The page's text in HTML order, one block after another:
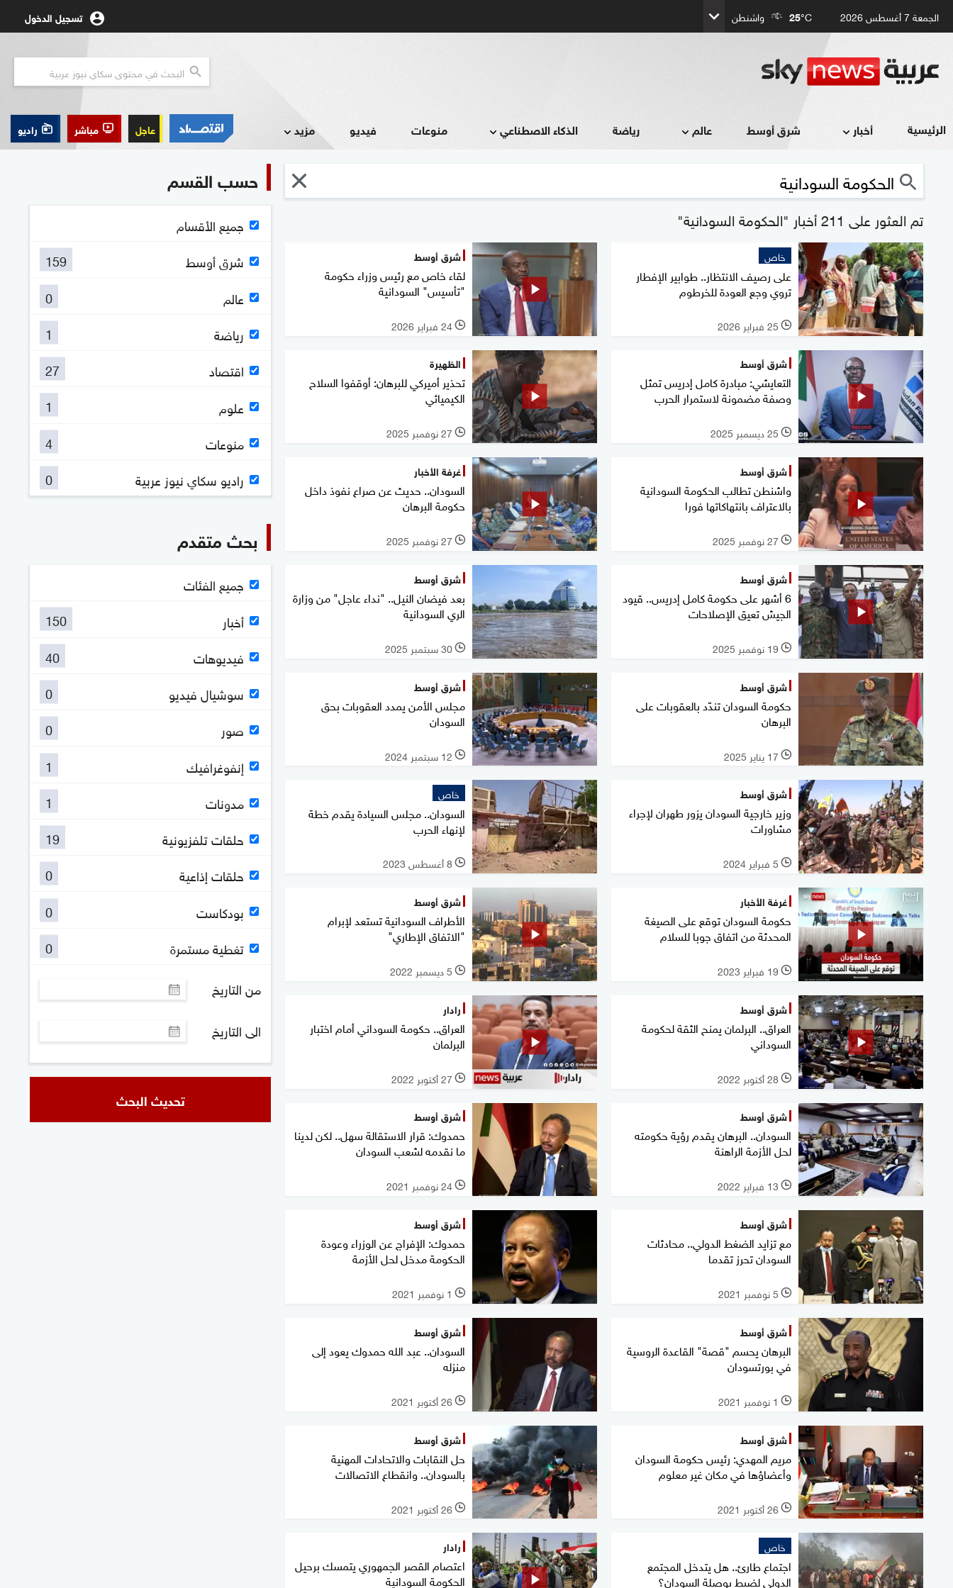
الجمعة 7 أغسطس 2026 25°C واشنطن تسجيل الدخول
الرئيسية أخبار شرق أوسط عالم رياضة الذكاء الاصطناعي منوعات فيديو مزيد عاجل مباشر راديو
تم العثور على 211 أخبار "الحكومة السودانية"
خاص
على رصيف الانتظار.. طوابير الإفطار
تروي وجع العودة للخرطوم
l 25 فبراير 2026
شرق أوسط
لقاء خاص مع رئيس وزراء حكومة
"تأسيس" السودانية
l 24 فبراير 2026
شرق أوسط
التعايشي: مبادرة كامل إدريس تمثل
وصفة مضمونة لاستمرار الحرب
l 25 ديسمبر 2025
الظهيرة
تحذير أميركي للبرهان: أوقفوا السلاح
الكيميائي
l 27 نوفمبر 2025
شرق أوسط
واشنطن تطالب الحكومة السودانية
بالاعتراف بانتهاكاتها فورا
l 27 نوفمبر 2025
غرفة الأخبار
السودان.. حديث عن صراع نفوذ داخل
حكومة البرهان
l 27 نوفمبر 2025
شرق أوسط
6 أشهر على حكومة كامل إدريس.. قيود
الجيش تعيق الإصلاحات
l 19 نوفمبر 2025
شرق أوسط
بعد فيضان النيل.. "نداء عاجل" من وزارة
الري السودانية
l 30 سبتمبر 2025
شرق أوسط
حكومة السودان تندّد بالعقوبات على
البرهان
l 17 يناير 2025
شرق أوسط
مجلس الأمن يمدد العقوبات بحق
السودان
l 12 سبتمبر 2024
شرق أوسط
وزير خارجية السودان يزور طهران لإجراء
مشاورات
l 5 فبراير 2024
خاص
السودان.. مجلس السيادة يقدم خطة
لإنهاء الحرب
l 8 أغسطس 2023
غرفة الأخبار
حكومة السودان توقع على الصيغة
المحدثة من اتفاق جوبا للسلام
l 19 فبراير 2023
شرق أوسط
الأطراف السودانية تستعد لإبرام
"الاتفاق الإطاري"
l 5 ديسمبر 2022
شرق أوسط
العراق.. البرلمان يمنح الثقة لحكومة
السوداني
l 28 أكتوبر 2022
رادار
العراق.. حكومة السوداني أمام اختبار
البرلمان
l 27 أكتوبر 2022
شرق أوسط
السودان.. البرهان يقدم رؤية حكومته
لحل الأزمة الراهنة
l 13 فبراير 2022
شرق أوسط
حمدوك: قرار الاستقالة سهل.. لكن لدينا
ما نقدمه لشعب السودان
l 24 نوفمبر 2021
شرق أوسط
مع تزايد الضغط الدولي.. محادثات
السودان تحرز تقدما
l 5 نوفمبر 2021
شرق أوسط
حمدوك: الإفراج عن الوزراء وعودة
الحكومة مدخل لحل الأزمة
l 1 نوفمبر 2021
شرق أوسط
البرهان يحسم "قصة" القاعدة الروسية
في بورتسودان
l 1 نوفمبر 2021
شرق أوسط
السودان.. عبد الله حمدوك يعود إلى
منزله
l 26 أكتوبر 2021
شرق أوسط
مريم المهدي: رئيس حكومة السودان
وأعضاؤها في مكان غير معلوم
l 26 أكتوبر 2021
شرق أوسط
حل النقابات والاتحادات المهنية
بالسودان.. وانقطاع الاتصالات
l 26 أكتوبر 2021
خاص
اجتماع طارئ.. هل يتدخل المجتمع
الدولي لضبط بوصلة السودان؟
رادار
اعتصام القصر الجمهوري يتمسك برحيل
الحكومة السودانية
حسب القسم
جميع الأقسام
شرق أوسط
159
عالم
0
رياضة
1
اقتصاد
27
علوم
1
منوعات
4
راديو سكاي نيوز عربية
0
بحث متقدم
جميع الفئات
أخبار
150
فيديوهات
40
سوشيال فيديو
0
صور
0
إنفوغرافيك
1
مدونات
1
حلقات تلفزيونية
19
حلقات إذاعية
0
بودكاست
0
تغطية مستمرة
0
من التاريخ
الى التاريخ
تحديث البحث